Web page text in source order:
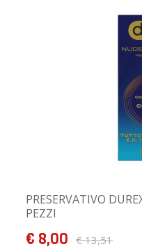
PRESERVATIVO
PEZZI
€ 8,00 € 13,51